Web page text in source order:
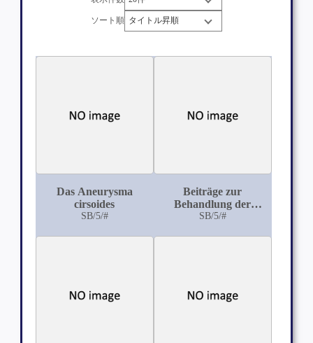
ソート順
Das Aneurysma
cirsoides
SB/5/#
Beiträge zur
Behandlung der
Osteomalacie
SB/5/#